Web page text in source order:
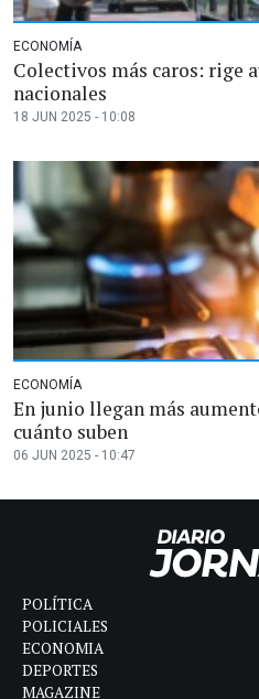
ECONOMÍA
Colectivos más caros: rige
nacionales
18 JUN 2025 - 10:08
ECONOMÍA
En junio llegan más
cuánto suben
06 JUN 2025 - 10:47
POLÍTICA
POLICIALES
ECONOMIA
DEPORTES
MAGAZINE